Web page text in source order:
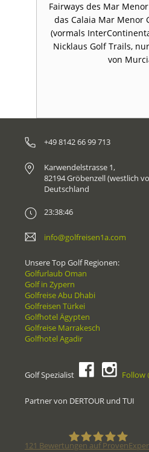
Fairways des Mar
das Calaia Mar Menor
(vormals
Nicklaus Golf Trails,
von
+49 8142 66 99 713
Karwendelstrasse 1,
82194 Gröbenzell (westlich
Deutschland
23:38:46
info@golfreisen1a.com
Unsere Top Golf Regionen:
Golfurlaub Oman
Golf in Zypern
Golfreise Abu Dhabi
Golfreisen Türkei
Golfhotel Ägypten
Golfreise Marrakesch
Golfhotel Agadir
Golf Spezialist Follow
Partner von DERTOUR und TUI
121 Bewertungen auf